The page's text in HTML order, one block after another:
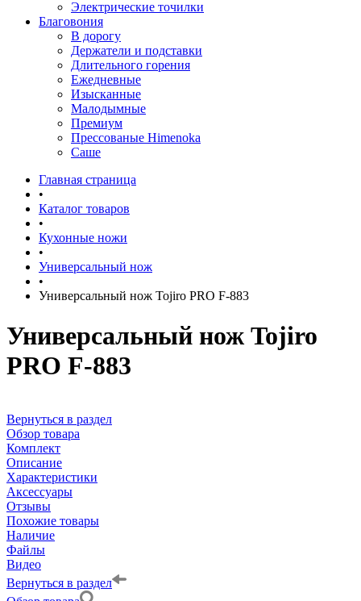
Электрические точилки
Благовония
В дорогу
Держатели и подставки
Длительного горения
Ежедневные
Изысканные
Малодымные
Премиум
Прессованые Himenoka
Саше
Главная страница
•
Каталог товаров
•
Кухонные ножи
•
Универсальный нож
•
Универсальный нож Tojiro PRO F-883
Универсальный нож Tojiro
PRO F-883
Вернуться в раздел
Обзор товара
Комплект
Описание
Характеристики
Аксессуары
Отзывы
Похожие товары
Наличие
Файлы
Видео
Вернуться в раздел